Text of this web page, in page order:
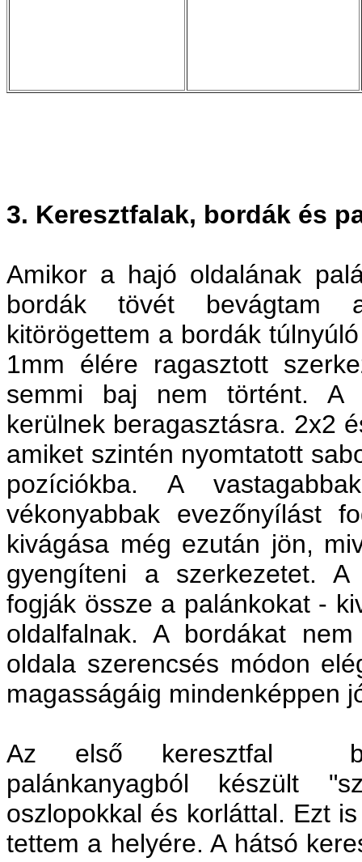
3. Keresztfalak, bordák és
Amikor a hajó oldalának
bordák tövét bevágtam
kitörögettem a bordák
1mm élére ragasztott
semmi baj nem történt. A
kerülnek beragasztásra. 2x2
amiket szintén nyomtatott
pozíciókba. A
vékonyabbak evezőnyílást
kivágása még ezután jön,
gyengíteni a szerkezetet.
fogják össze a palánkokat -
oldalfalnak. A bordákat
oldala szerencsés módon
magasságáig mindenképpen
Az első keresztfal
palánkanyagból készült
oszlopokkal és korláttal. Ezt
tettem a helyére. A hátsó